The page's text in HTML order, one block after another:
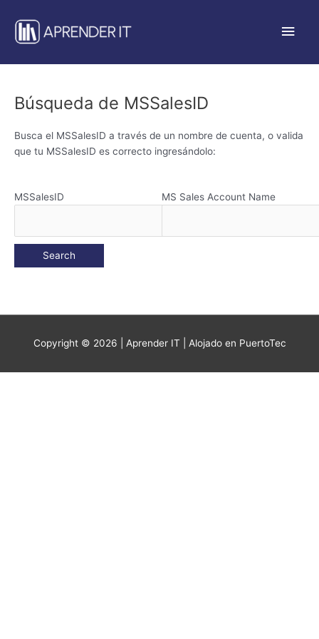
contenido
Búsqueda de MSSalesID
Busca el MSSalesID a través de un nombre de cuenta, o valida
que tu MSSalesID es correcto ingresándolo:
MSSalesID MS Sales Account Name
Copyright © 2026 | Aprender IT | Alojado en PuertoTec